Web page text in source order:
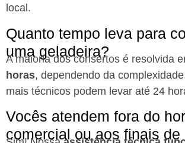
local.
Quanto tempo leva para
uma geladeira?
A maioria dos consertos é resolvida
horas, dependendo da
mais técnicos podem levar até 24
Vocês atendem fora do
comercial ou aos finais de